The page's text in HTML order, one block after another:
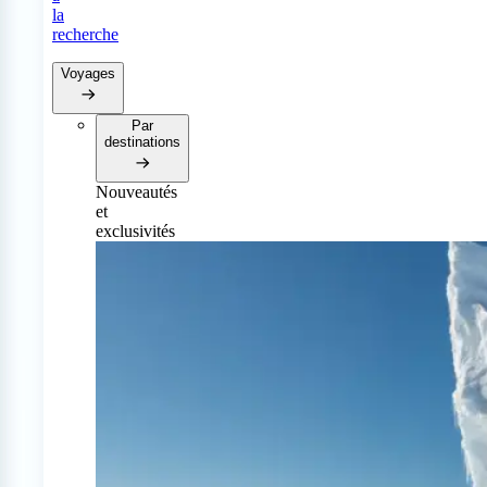
la
recherche
Voyages
Par
destinations
Nouveautés
et
exclusivités